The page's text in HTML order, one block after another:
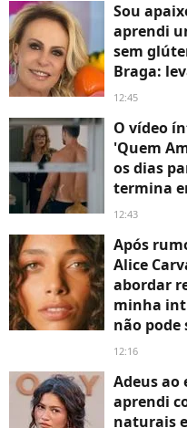
Sou
aprendi
sem
Braga:
12:45
O vídeo
'Quem
os dias
termina
12:43
Após
Alice
abordar
minha
não pode
12:16
Adeus ao
aprendi
naturais